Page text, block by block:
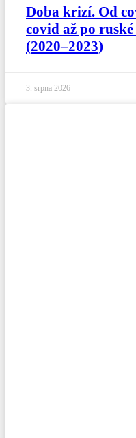
Doba krizí. Od
covid až po
(2020–2023)
3. srpna 2026